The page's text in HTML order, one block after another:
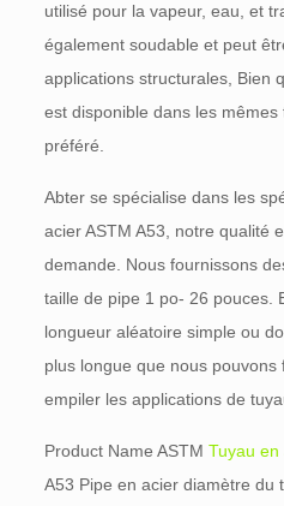
utilisé pour la vapeur, eau, et
également soudable et peut
applications structurales, Bien
est disponible dans les mêmes
préféré.
Abter se spécialise dans les
acier ASTM A53, notre qualité
demande. Nous fournissons
taille de pipe 1 po- 26 pouces.
longueur aléatoire simple ou
plus longue que nous
empiler les applications de
Product Name ASTM Tuyau en
A53 Pipe en acier diamètre du